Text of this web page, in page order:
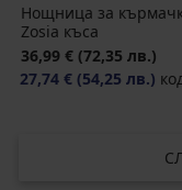
Нощница за
Zosia къса
36,99 € (72,35 лв.)
27,74 € (54,25 лв.)